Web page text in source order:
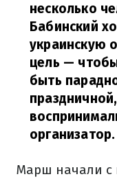
несколько
Бабинский
украинскую
цель —
быть
организатор.
Марш начали с